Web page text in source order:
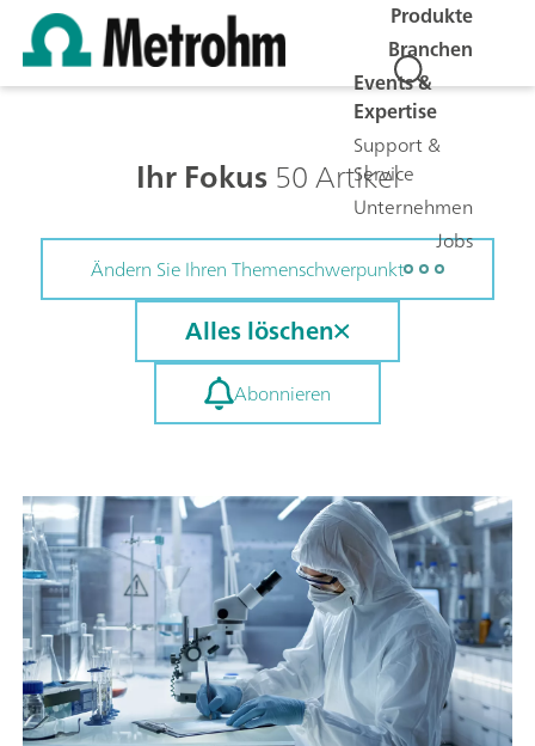
Produkte
Branchen
Events &
Expertise
Support &
Service
Unternehmen
Jobs
Ihr Fokus50 Artikel
Ändern Sie Ihren Themenschwerpunkt
Alles löschen
Abonnieren